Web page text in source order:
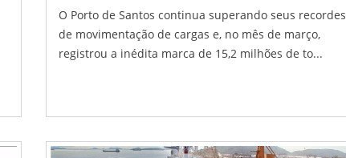
O Porto de Santos continua superando seus recordes
de movimentação de cargas e, no mês de março,
registrou a inédita marca de 15,2 milhões de to...